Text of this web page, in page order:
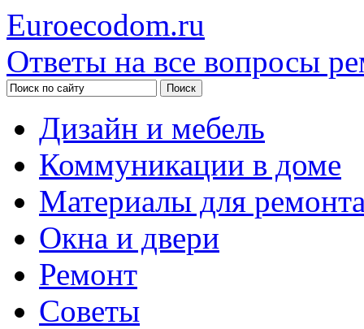
Euroecodom.ru
Ответы на все вопросы
Дизайн и мебель
Коммуникации в доме
Материалы для
Окна и двери
Ремонт
Советы